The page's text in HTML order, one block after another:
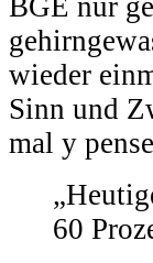
BGE nur
wieder
Sinn und
mal y
60